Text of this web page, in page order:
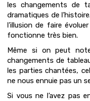
les changements de
dramatiques de
l’illusion de faire
fonctionne très bien.
Même si on peut
changements de
les parties chantées,
ne nous ennuie pas un
Si vous ne l’avez pas